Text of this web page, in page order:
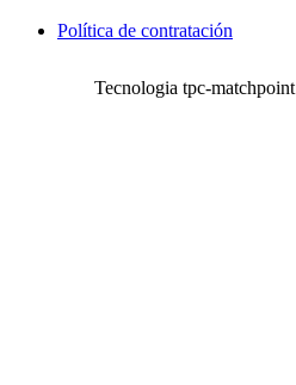
Política de contratación
Tecnologia tpc-matchpoint